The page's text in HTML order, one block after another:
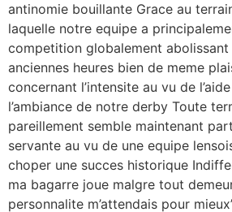
antinomie bouillante Grace au
laquelle notre equipe a
competition globalement abolissant
anciennes heures bien de meme
concernant l’intensite au vu de
l’ambiance de notre derby Toute
pareillement semble maintenant
servante au vu de une equipe
choper une succes historique
ma bagarre joue malgre tout
personnalite m’attendais pour